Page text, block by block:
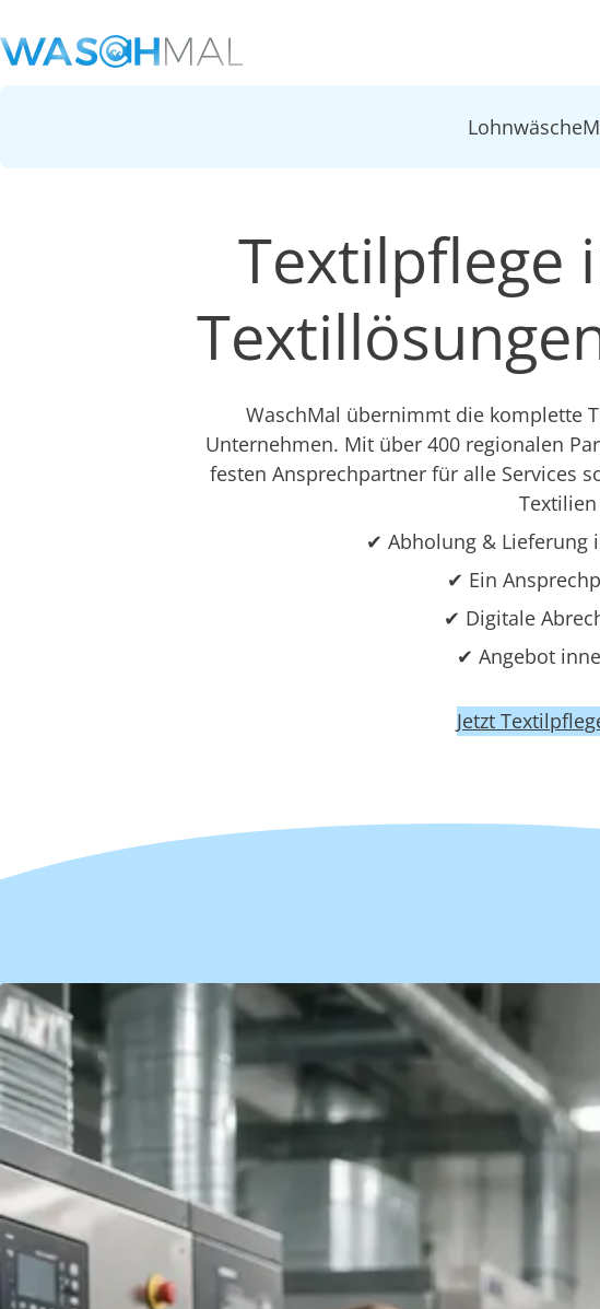
Lohnwäsche
Textilpflege
WaschMal übernimmt die komplette
Unternehmen. Mit über 400 regionalen
festen Ansprechpartner für alle Services
✔ Abholung & Lieferung
✔ Ein
✔ Digitale
✔ Angebot
Jetzt